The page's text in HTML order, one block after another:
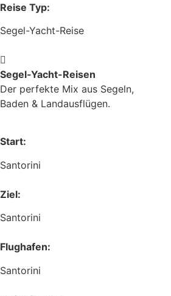
Reise Typ:
Segel-Yacht-Reise
Segel-Yacht-Reisen
Der perfekte Mix aus Segeln,
Baden & Landausflügen.
Start:
Santorini
Ziel:
Santorini
Flughafen:
Santorini